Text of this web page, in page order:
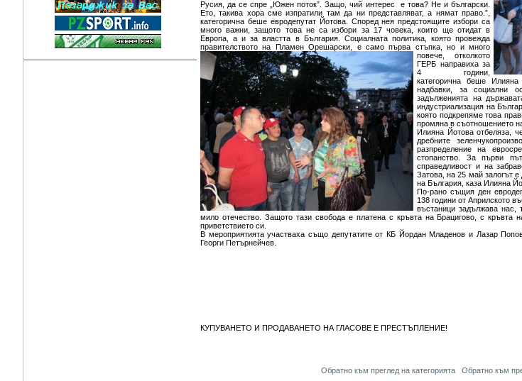
Русия, да се спре „Южен поток”. Защо, чий интерес е това? Не и български.
Ето, такива хора сме изпратили там да ни представляват, а нямат право.”,
категорична беше евродепутат Йотова. Според нея предстоящите избори са
много важни, защото това не са избори за 17 човека, които ще отидат в
Европа, а и за властта в България. Социалната политика, която провежда
правителството на ПламенОрешарски, е само първа стъпка, но и много
повече, отколкото
ГЕРБ направиха за
4 години,
категорична беше
надбавки, за социални
задълженията на
индустриализация на
която подкрепяме това
промяна в съотношението
Илияна Йотова отбеляза,
дребните
разпределение на
стопанство. За първи
справедливост и на
Затова, на 25 май залогът
на България, каза Илияна
По-рано същия ден
138 години от Априлското
въстаници задължава нас,
мило отечество. Защото тази свобода е платена с кръвта на Брацигово, с кръвта
приветствието си.
В мероприятията участваха също депутатите от КБ Йордан Младенов и Лазар
Георги Петърнейчев.
КУПУВАНЕТО И ПРОДАВАНЕТО НА ГЛАСОВЕ Е ПРЕСТЪПЛЕНИЕ!
Обратно към преглед на категорията Обратно към